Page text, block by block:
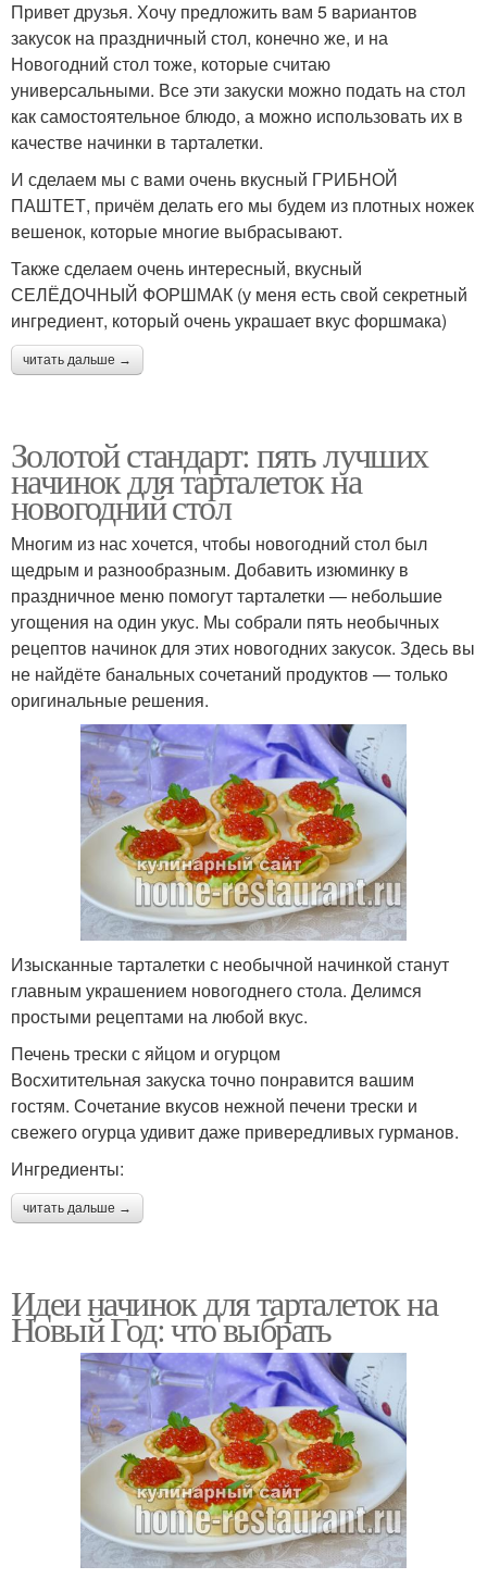
Привет друзья. Хочу предложить вам 5 вариантов
закусок на праздничный стол, конечно же, и на
Новогодний стол тоже, которые считаю
универсальными. Все эти закуски можно подать на стол
как самостоятельное блюдо, а можно использовать их в
качестве начинки в тарталетки.
И сделаем мы с вами очень вкусный ГРИБНОЙ
ПАШТЕТ, причём делать его мы будем из плотных ножек
вешенок, которые многие выбрасывают.
Также сделаем очень интересный, вкусный
СЕЛЁДОЧНЫЙ ФОРШМАК (у меня есть свой секретный
ингредиент, который очень украшает вкус форшмака)
читать дальше →
Золотой стандарт: пять лучших
начинок для тарталеток на
новогодний стол
Многим из нас хочется, чтобы новогодний стол был
щедрым и разнообразным. Добавить изюминку в
праздничное меню помогут тарталетки — небольшие
угощения на один укус. Мы собрали пять необычных
рецептов начинок для этих новогодних закусок. Здесь вы
не найдёте банальных сочетаний продуктов — только
оригинальные решения.
Изысканные тарталетки с необычной начинкой станут
главным украшением новогоднего стола. Делимся
простыми рецептами на любой вкус.
Печень трески с яйцом и огурцом
Восхитительная закуска точно понравится вашим
гостям. Сочетание вкусов нежной печени трески и
свежего огурца удивит даже привередливых гурманов.
Ингредиенты:
читать дальше →
Идеи начинок для тарталеток на
Новый Год: что выбрать